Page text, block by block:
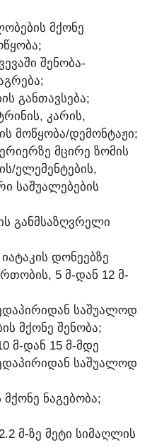
ᲛᲥᲝᲜᲔ
ᲨᲔᲜᲝᲑᲐ-
ᲒᲐᲜᲗᲐᲕᲡᲔᲑᲐ;
ᲙᲐᲠᲘᲡ,
ᲛᲝᲬᲧᲝᲑᲐ/ᲓᲔᲛᲝᲜᲢᲐᲟᲘ;
ᲛᲪᲘᲠᲔ ᲖᲝᲛᲘᲡ
ᲔᲚᲔᲛᲔᲜᲢᲔᲑᲘᲡ,
ᲡᲐᲨᲣᲐᲚᲔᲑᲔᲑᲘᲡ
ᲒᲐᲜᲛᲡᲐᲖᲦᲕᲠᲔᲚᲘ
ᲓᲝᲜᲔᲔᲑᲖᲔ
5 Მ-ᲓᲐᲜ 12 Მ-
ᲡᲐᲨᲣᲐᲚᲝᲓ
ᲛᲥᲝᲜᲔ ᲨᲔᲜᲝᲑᲐ;
Მ-ᲓᲐᲜ 15 Მ-ᲛᲓᲔ
ᲡᲐᲨᲣᲐᲚᲝᲓ
ᲜᲐᲒᲔᲑᲝᲑᲐ;
Მ-ᲖᲔ ᲛᲔᲢᲘ ᲡᲘᲛᲐᲦᲚᲘᲡ